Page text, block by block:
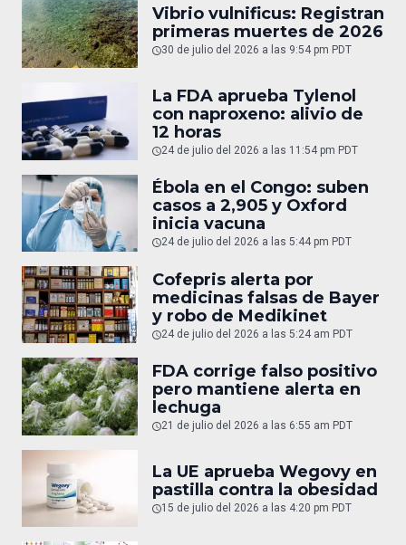
Vibrio vulnificus: Registran
primeras muertes de 2026
30 de julio del 2026 a las 9:54 pm PDT
La FDA aprueba Tylenol
con naproxeno: alivio de
12 horas
24 de julio del 2026 a las 11:54 pm PDT
Ébola en el Congo: suben
casos a 2,905 y Oxford
inicia vacuna
24 de julio del 2026 a las 5:44 pm PDT
Cofepris alerta por
medicinas falsas de Bayer
y robo de Medikinet
24 de julio del 2026 a las 5:24 am PDT
FDA corrige falso positivo
pero mantiene alerta en
lechuga
21 de julio del 2026 a las 6:55 am PDT
La UE aprueba Wegovy en
pastilla contra la obesidad
15 de julio del 2026 a las 4:20 pm PDT